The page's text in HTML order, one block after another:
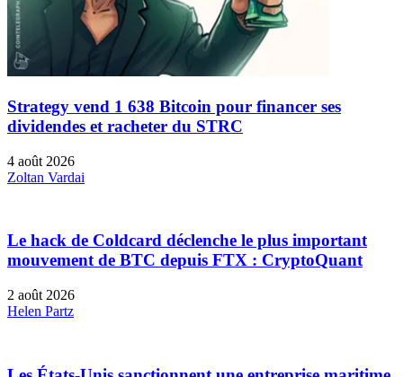
Strategy vend 1 638 Bitcoin pour financer ses
dividendes et racheter du STRC
4 août 2026
Zoltan Vardai
Le hack de Coldcard déclenche le plus important
mouvement de BTC depuis FTX : CryptoQuant
2 août 2026
Helen Partz